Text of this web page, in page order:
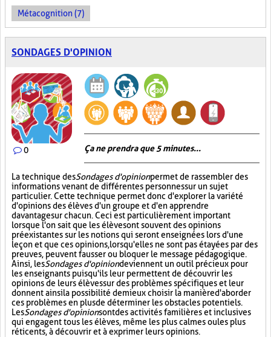
Métacognition (7)
SONDAGES D'OPINION
0 Ça ne prendra que 5 minutes...
La technique desSondages d'opinionpermet de rassembler des
informations venant de différentes personnes sur un sujet
particulier. Cette technique permet donc d'explorer la variété
d'opinions des élèves d'un groupe et d'en apprendre
davantage sur chacun. Ceci est particulièrement important
lorsque l'on sait que les élèves ont souvent des opinions
préexistantes sur les notions qui seront enseignées lors d'une
leçon et que ces opinions, lorsqu'elles ne sont pas étayées par des
preuves, peuvent fausser ou bloquer le message pédagogique.
Ainsi, lesSondages d'opiniondeviennent un outil précieux pour
les enseignants puisqu'ils leur permettent de découvrir les
opinions de leurs élèves sur des problèmes spécifiques et leur
donnent ainsi la possibilité de mieux choisir la manière d'aborder
ces problèmes en plus de déterminer les obstacles potentiels.
LesSondages d'opinionsont des activités familières et inclusives
qui engagent tous les élèves, même les plus calmes ou les plus
réticents, à découvrir et à exprimer leurs opinions.